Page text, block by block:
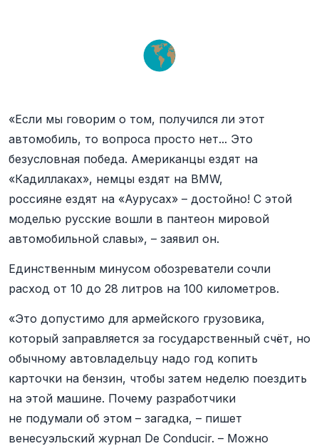
«Если мы говорим о том, получился ли этот
автомобиль, то вопроса просто нет... Это
безусловная победа. Американцы ездят на
«Кадиллаках», немцы ездят на BMW,
россияне ездят на «Аурусах» – достойно! С этой
моделью русские вошли в пантеон мировой
автомобильной славы», – заявил он.
Единственным минусом обозреватели сочли
расход от 10 до 28 литров на 100 километров.
«Это допустимо для армейского грузовика,
который заправляется за государственный счёт, но
обычному автовладельцу надо год копить
карточки на бензин, чтобы затем неделю поездить
на этой машине. Почему разработчики
не подумали об этом – загадка, – пишет
венесуэльский журнал De Conducir. – Можно